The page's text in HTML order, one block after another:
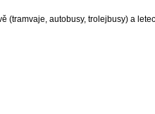
(tramvaje, autobusy, trolejbusy) a